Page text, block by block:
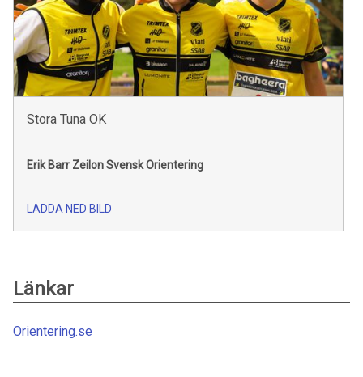
Stora Tuna OK
Erik Barr ZeilonSvensk Orientering
LADDA NED BILD
Länkar
Orientering.se